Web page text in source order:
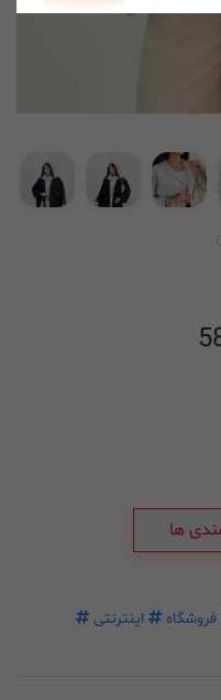
ها
فروشگاه
اینترنتی